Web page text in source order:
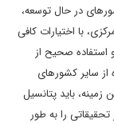
در حال توسعه،
با اختیارات کافی
استفاده صحیح از
سایر کشورهای
باید پتانسیل
را به طور